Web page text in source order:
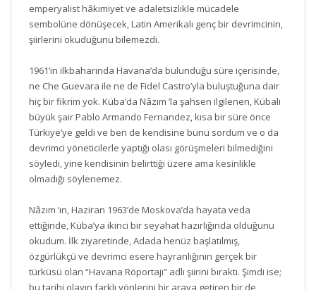
emperyalist hâkimiyet ve adaletsizlikle mücadele
sembolüne dönüşecek, Latin Amerikalı genç bir devrimcinin,
şiirlerini okuduğunu bilemezdi.
1961’in ilkbaharında Havana’da bulunduğu süre içerisinde,
ne Che Guevara ile ne de Fidel Castro’yla buluştuğuna dair
hiç bir fikrim yok. Küba’da Nâzım ’la şahsen ilgilenen, Kübalı
büyük şair Pablo Armando Fernandez, kısa bir süre önce
Türkiye’ye geldi ve ben de kendisine bunu sordum ve o da
devrimci yöneticilerle yaptığı olası görüşmeleri bilmediğini
söyledi, yine kendisinin belirttiği üzere ama kesinlikle
olmadığı söylenemez.
Nâzım ’ın, Haziran 1963’de Moskova’da hayata veda
ettiğinde, Küba’ya ikinci bir seyahat hazırlığında olduğunu
okudum. İlk ziyaretinde, Adada henüz başlatılmış,
özgürlükçü ve devrimci esere hayranlığının gerçek bir
türküsü olan “Havana Röportajı” adlı şiirini bıraktı. Şimdi ise;
bu tarihi olayın farklı yönlerini bir araya getiren bir de